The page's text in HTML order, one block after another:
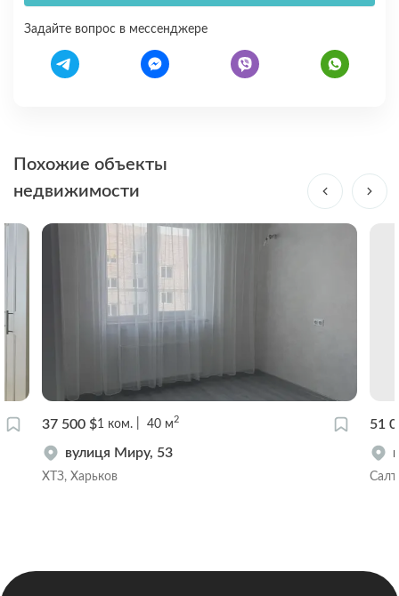
Задайте вопрос в мессенджере
Похожие объекты
недвижимости
37 500 $1 ком. 40 м2
вулиця Миру, 53
ХТЗ, Харьков
51